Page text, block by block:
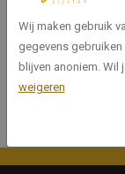
Artikelnummer
Wij maken gebruik
gegevens
blijven anoniem. Wil
weigeren